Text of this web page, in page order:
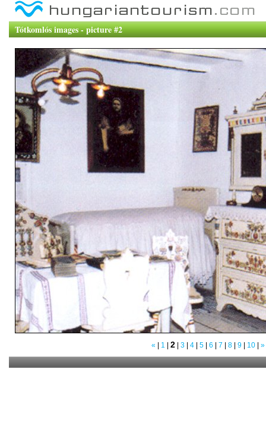
Tótkomlós images - picture #2
« 1 2| 3| 4| 5| 6 7 8| 9| 10| »